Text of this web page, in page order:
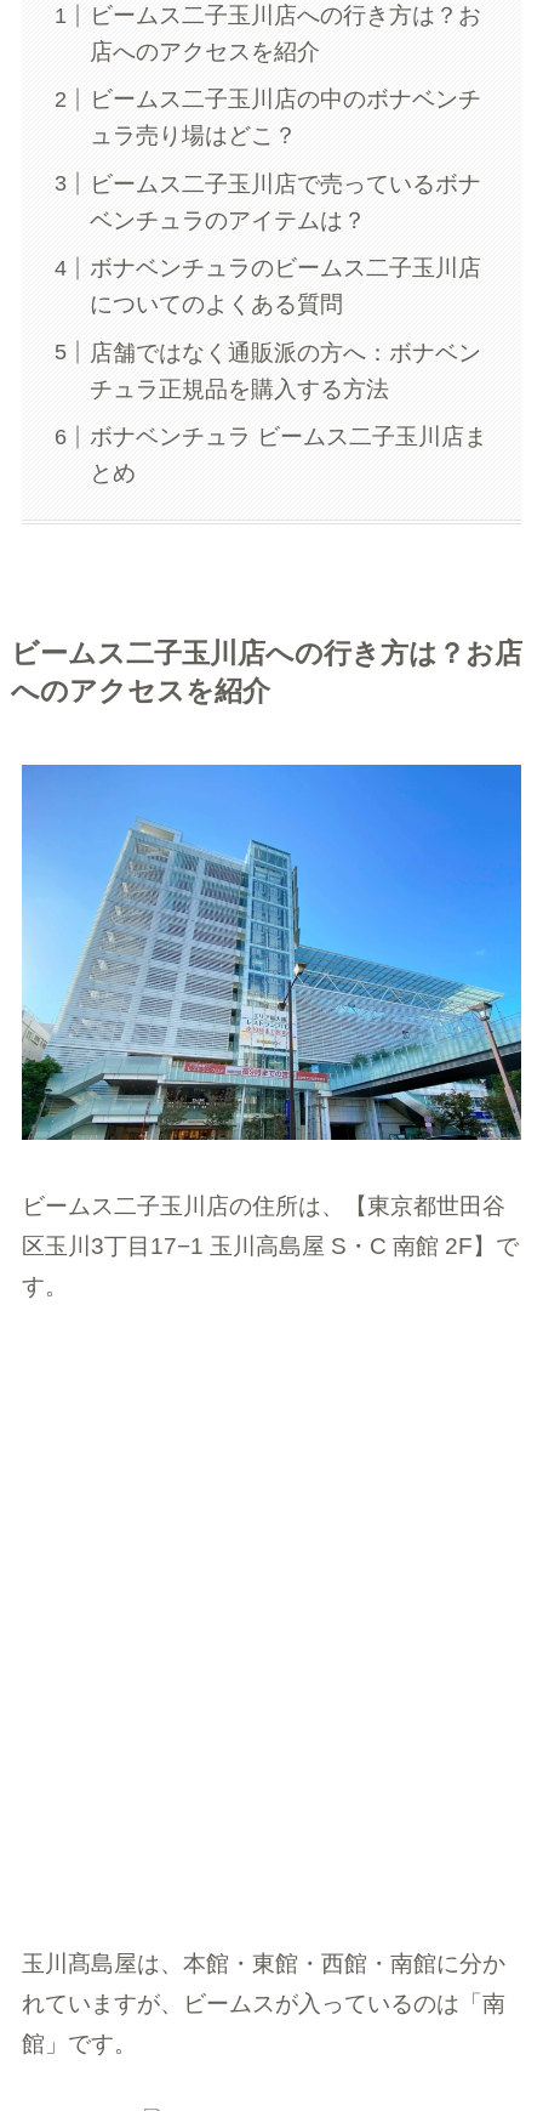
ビームス二子玉川店への行き方は？お
店へのアクセスを紹介
ビームス二子玉川店の中のボナベンチ
ュラ売り場はどこ？
ビームス二子玉川店で売っているボナ
ベンチュラのアイテムは？
ボナベンチュラのビームス二子玉川店
についてのよくある質問
店舗ではなく通販派の方へ：ボナベン
チュラ正規品を購入する方法
ボナベンチュラ ビームス二子玉川店ま
とめ
ビームス二子玉川店への行き方は？お店
へのアクセスを紹介
ビームス二子玉川店の住所は、【東京都世田谷
区玉川3丁目17−1 玉川高島屋 S・C 南館 2F】で
す。
玉川髙島屋は、本館・東館・西館・南館に分か
れていますが、ビームスが入っているのは「南
館」です。